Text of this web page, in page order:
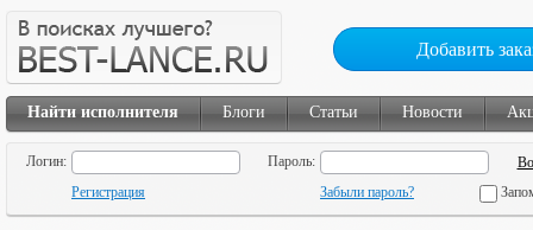
Добавить
Найти исполнителя Блоги Статьи Новости
Логин:
Пароль:
Регистрация
Забыли пароль?